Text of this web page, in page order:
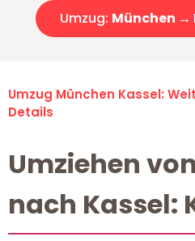
Umzug: München →
Umzug München Kassel:
Details
Umziehen
nach Kassel: